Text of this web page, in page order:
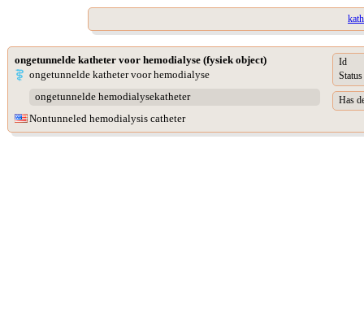
ongetunnelde katheter voor hemodialyse (fysiek object)
ongetunnelde katheter voor hemodialyse
ongetunnelde hemodialysekatheter
Nontunneled hemodialysis catheter
Id
Status
Has